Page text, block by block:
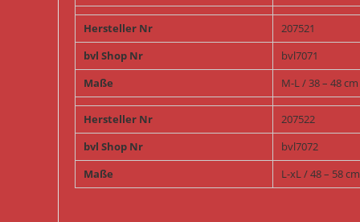
Hersteller Nr
207521
bvl Shop Nr
bvl7071
Maße
M-L / 38 – 48
Hersteller Nr
207522
bvl Shop Nr
bvl7072
Maße
L-xL / 48 – 58